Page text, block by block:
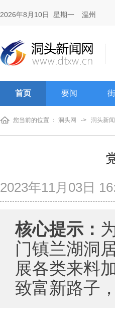
2026年8月10日 星期一 温州
首页 要闻
您当前的位置 ： 洞头网 -> 洞头新闻
2023年11月03日
核心提示：
门镇兰湖洞
展各类来料
致富新路子